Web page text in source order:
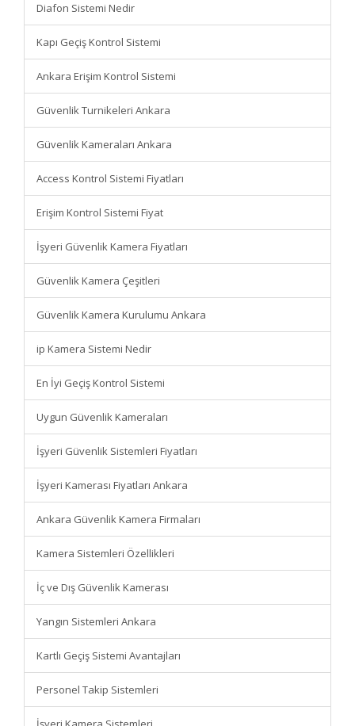
Diafon Sistemi Nedir
Kapı Geçiş Kontrol Sistemi
Ankara Erişim Kontrol Sistemi
Güvenlik Turnikeleri Ankara
Güvenlik Kameraları Ankara
Access Kontrol Sistemi Fiyatları
Erişim Kontrol Sistemi Fiyat
İşyeri Güvenlik Kamera Fiyatları
Güvenlik Kamera Çeşitleri
Güvenlik Kamera Kurulumu Ankara
ip Kamera Sistemi Nedir
En İyi Geçiş Kontrol Sistemi
Uygun Güvenlik Kameraları
İşyeri Güvenlik Sistemleri Fiyatları
İşyeri Kamerası Fiyatları Ankara
Ankara Güvenlik Kamera Firmaları
Kamera Sistemleri Özellikleri
İç ve Dış Güvenlik Kamerası
Yangın Sistemleri Ankara
Kartlı Geçiş Sistemi Avantajları
Personel Takip Sistemleri